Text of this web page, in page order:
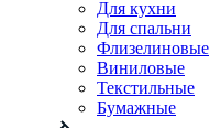
Для кухни
Для спальни
Флизелиновые
Виниловые
Текстильные
Бумажные